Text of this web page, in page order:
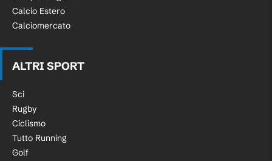
Calcio Estero
Calciomercato
ALTRI SPORT
Sci
Rugby
Ciclismo
Tutto Running
Golf